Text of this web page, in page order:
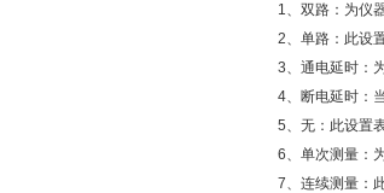
1、双路：为仪
2、单路：此设
3、通电延时：
4、断电延时：
5、无：此设置
6、单次测量：
7、连续测量：